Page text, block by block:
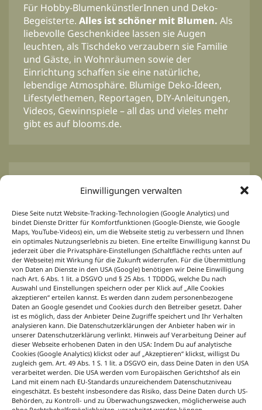
Einwilligungen verwalten
Diese Seite nutzt Website-Tracking-Technologien (Google Analytics) und
bindet Dienste Dritter für Komfortfunktionen (Google-Dienste, wie Google
Maps, YouTube-Videos) ein, um die Webseite stetig zu verbessern und Ihnen
ein optimales Nutzungserlebnis zu bieten. Eine erteilte Einwilligung kannst Du
jederzeit über die Privatsphäre-Einstellungen (Schaltfläche rechts unten auf
der Webseite) mit Wirkung für die Zukunft widerrufen. Für die Übermittlung
von Daten an Dienste in den USA (Google) benötigen wir Deine Einwilligung
nach Art. 6 Abs. 1 lit. a DSGVO und § 25 Abs. 1 TDDDG, welche Du nach
Auswahl und Einstellungen speichern oder per Klick auf „Alle Cookies
akzeptieren“ erteilen kannst. Es werden dann zudem personenbezogene
Daten an Google gesendet und Cookies durch den Betreiber gesetzt. Daher
ist es möglich, dass der Anbieter Deine Zugriffe speichert und Ihr Verhalten
analysieren kann. Die Datenschutzerklärungen der Anbieter haben wir in
unserer Datenschutzerklärung verlinkt. Hinweis auf Verarbeitung Deiner auf
dieser Webseite erhobenen Daten in den USA: Indem Du auf analytische
Cookies (Google Analytics) klickst oder auf „Akzeptieren“ klickst, willigst Du
zugleich gem. Art. 49 Abs. 1 S. 1 lit. a DSGVO ein, dass Deine Daten in den USA
verarbeitet werden. Die USA werden vom Europäischen Gerichtshof als ein
Land mit einem nach EU-Standards unzureichendem Datenschutzniveau
eingeschätzt. Es besteht insbesondere das Risiko, dass Deine Daten durch US-
Behörden, zu Kontroll- und zu Überwachungszwecken, möglicherweise auch
Für Hobby-BlumenkünstlerInnen und Deko-
Begeisterte. Alles ist schöner mit Blumen. Als
liebevolle Geschenkidee lassen sie Augen
leuchten, als Tischdeko verzaubern sie Familie
und Gäste, in Wohnräumen sowie der
Einrichtung schaffen sie eine natürliche,
lebendige Atmosphäre. Blumige Deko-Ideen,
Lifestylethemen, Reportagen, DIY-Anleitungen,
Videos, Gewinnspiele – all das und vieles mehr
gibt es auf blooms.de.
BLOOM’s Professional
Von Profis für Profis.
Inspirationen für das
floristische Tagesgeschäft, Ideen und Konzepte
für Event-, Hochzeits-, Trauer- und
Saisonfloristik, passend zu jedem Anlass und
für jede Jahreszeit. Dazu News aus der Branche
immer aktuell, sieben Tage die Woche unter
dem B+ Icon bei BLOOM’s Professional
auf blooms.de.
Floristik lernen
Mit Wissen zum Floristik-Profi.Wie wird ein
Blumenstrauß gebunden? Welche Gesteckarten
gibt es? Auf welche Techniken kommt es beim
Arbeiten mit Blumen und Pflanzen an? Das und
vieles mehr bietet die floristische Nachschlage-